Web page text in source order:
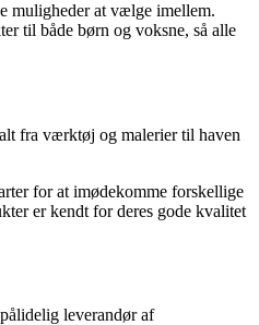
muligheder at vælge imellem.
til både børn og voksne, så alle
fra værktøj og malerier til haven
for at imødekomme forskellige
er kendt for deres gode kvalitet
leverandør af